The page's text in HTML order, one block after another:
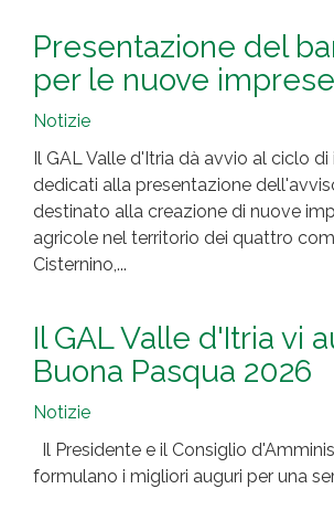
Presentazione del
per le nuove imprese
Notizie
Il GAL Valle d'Itria dà avvio al ciclo di
dedicati alla presentazione
destinato alla creazione di nuove
agricole nel territorio dei quattro
Cisternino,...
Il GAL Valle d'Itria vi
Buona Pasqua 2026
Notizie
Il Presidente e il Consiglio
formulano i migliori auguri per una